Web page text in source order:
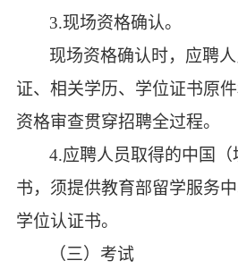
3.现场资格确认。
现场资格确认时，应聘
证、相关学历、学位证书原件
资格审查贯穿招聘全过程。
4.应聘人员取得的中国
书，须提供教育部留学服务
学位认证书。
（三）考试